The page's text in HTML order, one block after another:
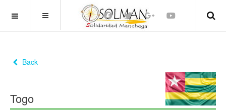
OFF CANVAS
Back
Togo